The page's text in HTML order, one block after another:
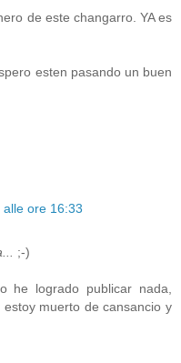
de este changarro. YA es
esten pasando un buen
ore 16:33
;-)
he logrado publicar nada,
muerto de cansancio y